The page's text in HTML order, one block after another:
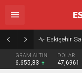
Eskişehir
GRAM ALTIN
6.655,83
DOLAR
47,6961